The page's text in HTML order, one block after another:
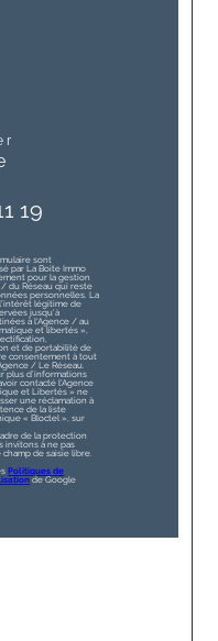
19
sont
par La Boite Immo
pour la gestion
du Réseau qui reste
personnelles. La
légitime de
jusqu'à
à l'Agence / au
et libertés »,
et de portabilité de
consentement à tout
/ Le Réseau.
plus d’informations
contacté l'Agence
et Libertés » ne
une réclamation à
de la liste
« Bloctel », sur
de la protection
invitons à ne pas
de saisie libre.
Politiques de
de Google